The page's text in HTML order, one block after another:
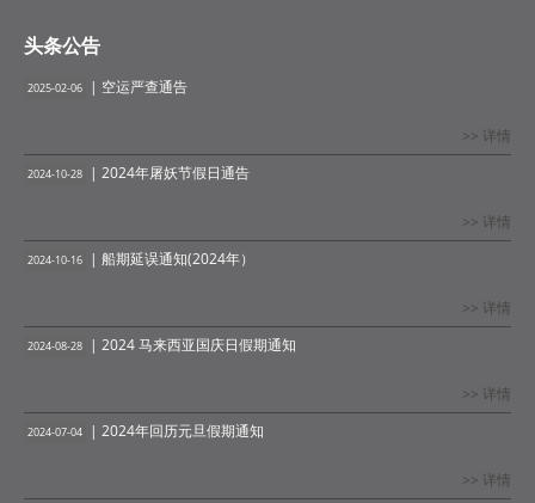
头条公告
2025-02-06 | 空运严查通告
>> 详情
2024-10-28 | 2024年屠妖节假日通告
>> 详情
2024-10-16 | 船期延误通知(2024年）
>> 详情
2024-08-28 | 2024 马来西亚国庆日假期通知
>> 详情
2024-07-04 | 2024年回历元旦假期通知
>> 详情